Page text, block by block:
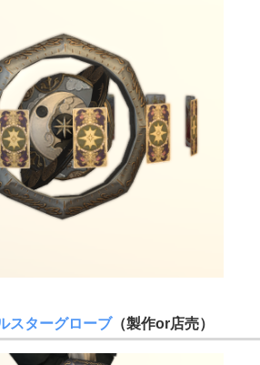
スターグローブ（製作or店売）